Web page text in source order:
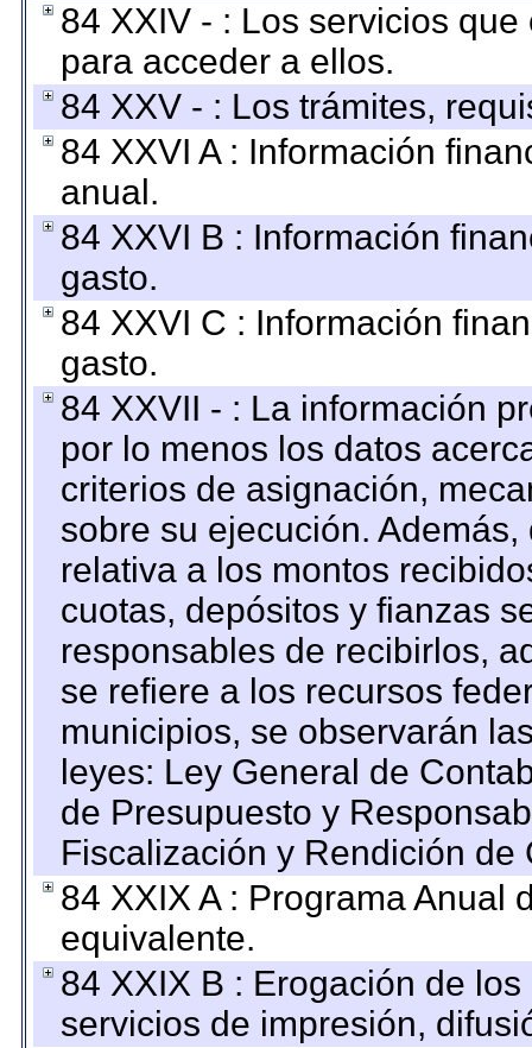
84 XXIV - : Los servicios
para acceder a ellos.
84 XXV - : Los trámites,
84 XXVI A : Información
anual.
84 XXVI B : Información
gasto.
84 XXVI C : Información
gasto.
84 XXVII - : La información
por lo menos los datos
criterios de asignación,
sobre su ejecución.
relativa a los montos
cuotas, depósitos y fianzas
responsables de recibirlos,
se refiere a los recursos
municipios, se observarán
leyes: Ley General de
de Presupuesto y
Fiscalización y Rendición
84 XXIX A : Programa Anual
equivalente.
84 XXIX B : Erogación de
servicios de impresión,